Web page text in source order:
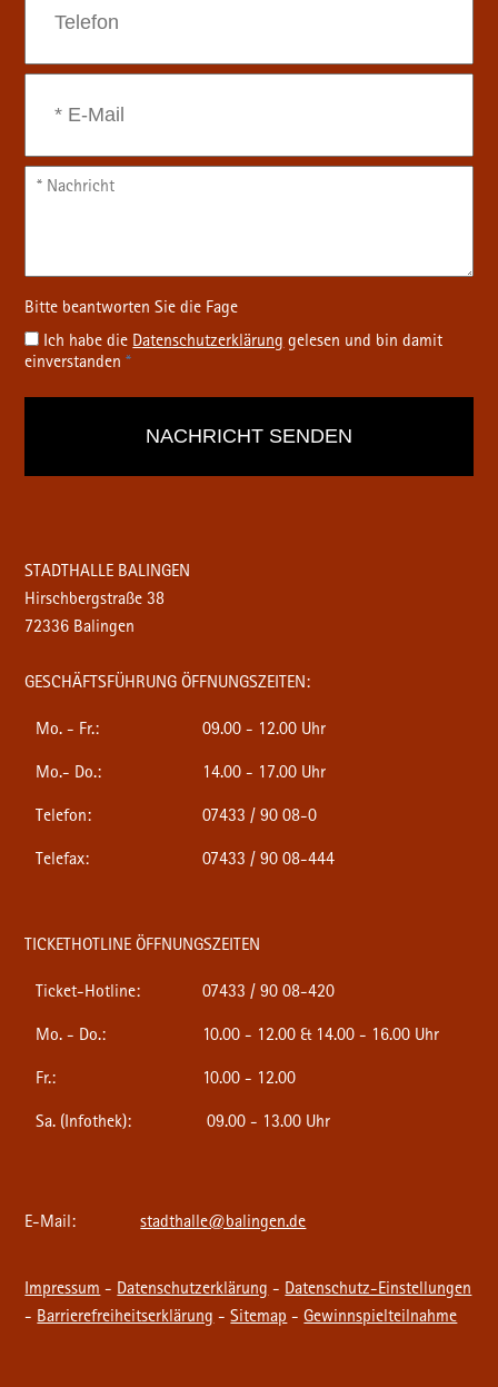
Ich habe die Datenschutz­erklärung gelesen und bin damit
einverstanden*
STADTHALLE BALINGEN
Hirschbergstraße 38
72336 Balingen
GESCHÄFTSFÜHRUNG ÖFFNUNGSZEITEN:
Mo. - Fr.: 09.00 - 12.00 Uhr
Mo.- Do.: 14.00 - 17.00 Uhr
Telefon: 07433 / 90 08-0
Telefax: 07433 / 90 08-444
TICKETHOTLINE ÖFFNUNGSZEITEN
Ticket-Hotline: 07433 / 90 08-420
Mo. - Do.: 10.00 - 12.00 & 14.00 - 16.00 Uhr
Fr.: 10.00 - 12.00
Sa. (Infothek): 09.00 - 13.00 Uhr
E-Mail: stadthalle@balingen.de
Impressum - Datenschutzerklärung - Datenschutz-Einstellungen
- Barrierefreiheitserklärung -Sitemap -Gewinnspielteilnahme